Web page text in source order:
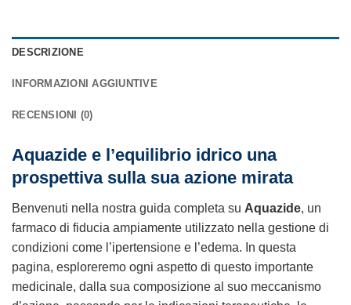
DESCRIZIONE
INFORMAZIONI AGGIUNTIVE
RECENSIONI (0)
Aquazide e l’equilibrio idrico una
prospettiva sulla sua azione mirata
Benvenuti nella nostra guida completa su Aquazide, un
farmaco di fiducia ampiamente utilizzato nella gestione di
condizioni come l’ipertensione e l’edema. In questa
pagina, esploreremo ogni aspetto di questo importante
medicinale, dalla sua composizione al suo meccanismo